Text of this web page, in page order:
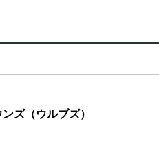
ズ（ウルブズ）